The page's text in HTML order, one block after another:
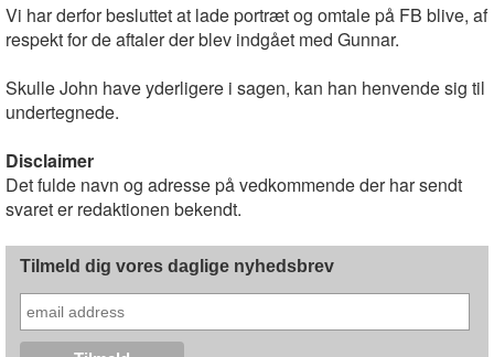
Vi har derfor besluttet at lade portræt og omtale på FB blive, af
respekt for de aftaler der blev indgået med Gunnar.
Skulle John have yderligere i sagen, kan han henvende sig til
undertegnede.
Disclaimer
Det fulde navn og adresse på vedkommende der har sendt
svaret er redaktionen bekendt.
Tilmeld dig vores daglige nyhedsbrev